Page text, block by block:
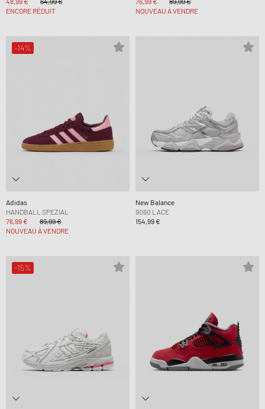
ENCORE RÉDUIT
NOUVEAU À VENDRE
-14%
Adidas
HANDBALL SPEZIAL
76,99 €
89,99 €
NOUVEAU À VENDRE
New Balance
9060 LACE
154,99 €
-15%